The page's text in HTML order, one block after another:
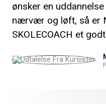
ønsker en
nærvær og løft, så er
SKOLECOACH et